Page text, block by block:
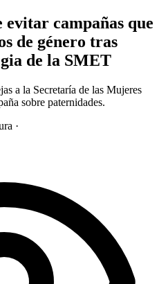
campañas que
de género tras
de la SMET
a la Secretaría de las Mujeres
sobre paternidades.
·